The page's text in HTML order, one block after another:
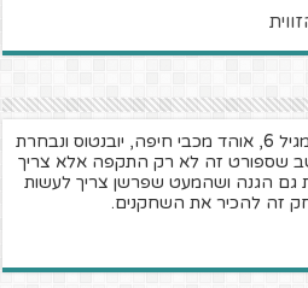
שחקן פעיל מגיל 6, אוהד מכבי חיפה, יובנטוס ונבחרת
שספורט זה לא רק התקפה אלא צריך
גם הגנה ושהמעט שפרשן צריך לעשות
זה להכיר את השחקנים.